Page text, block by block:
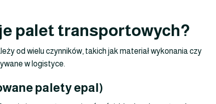
palet transportowych?
od wielu czynników, takich jak materiał wykonania czy
w logistyce.
palety epal)